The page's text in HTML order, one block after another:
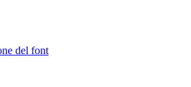
del font